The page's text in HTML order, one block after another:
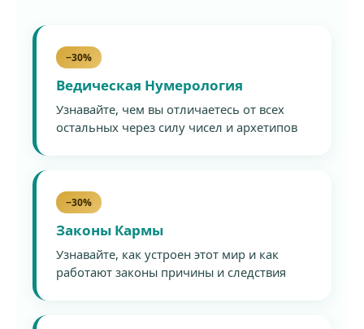
−30%
Ведическая Нумерология
Узнавайте, чем вы отличаетесь от всех
остальных через силу чисел и архетипов
−30%
Законы Кармы
Узнавайте, как устроен этот мир и как
работают законы причины и следствия